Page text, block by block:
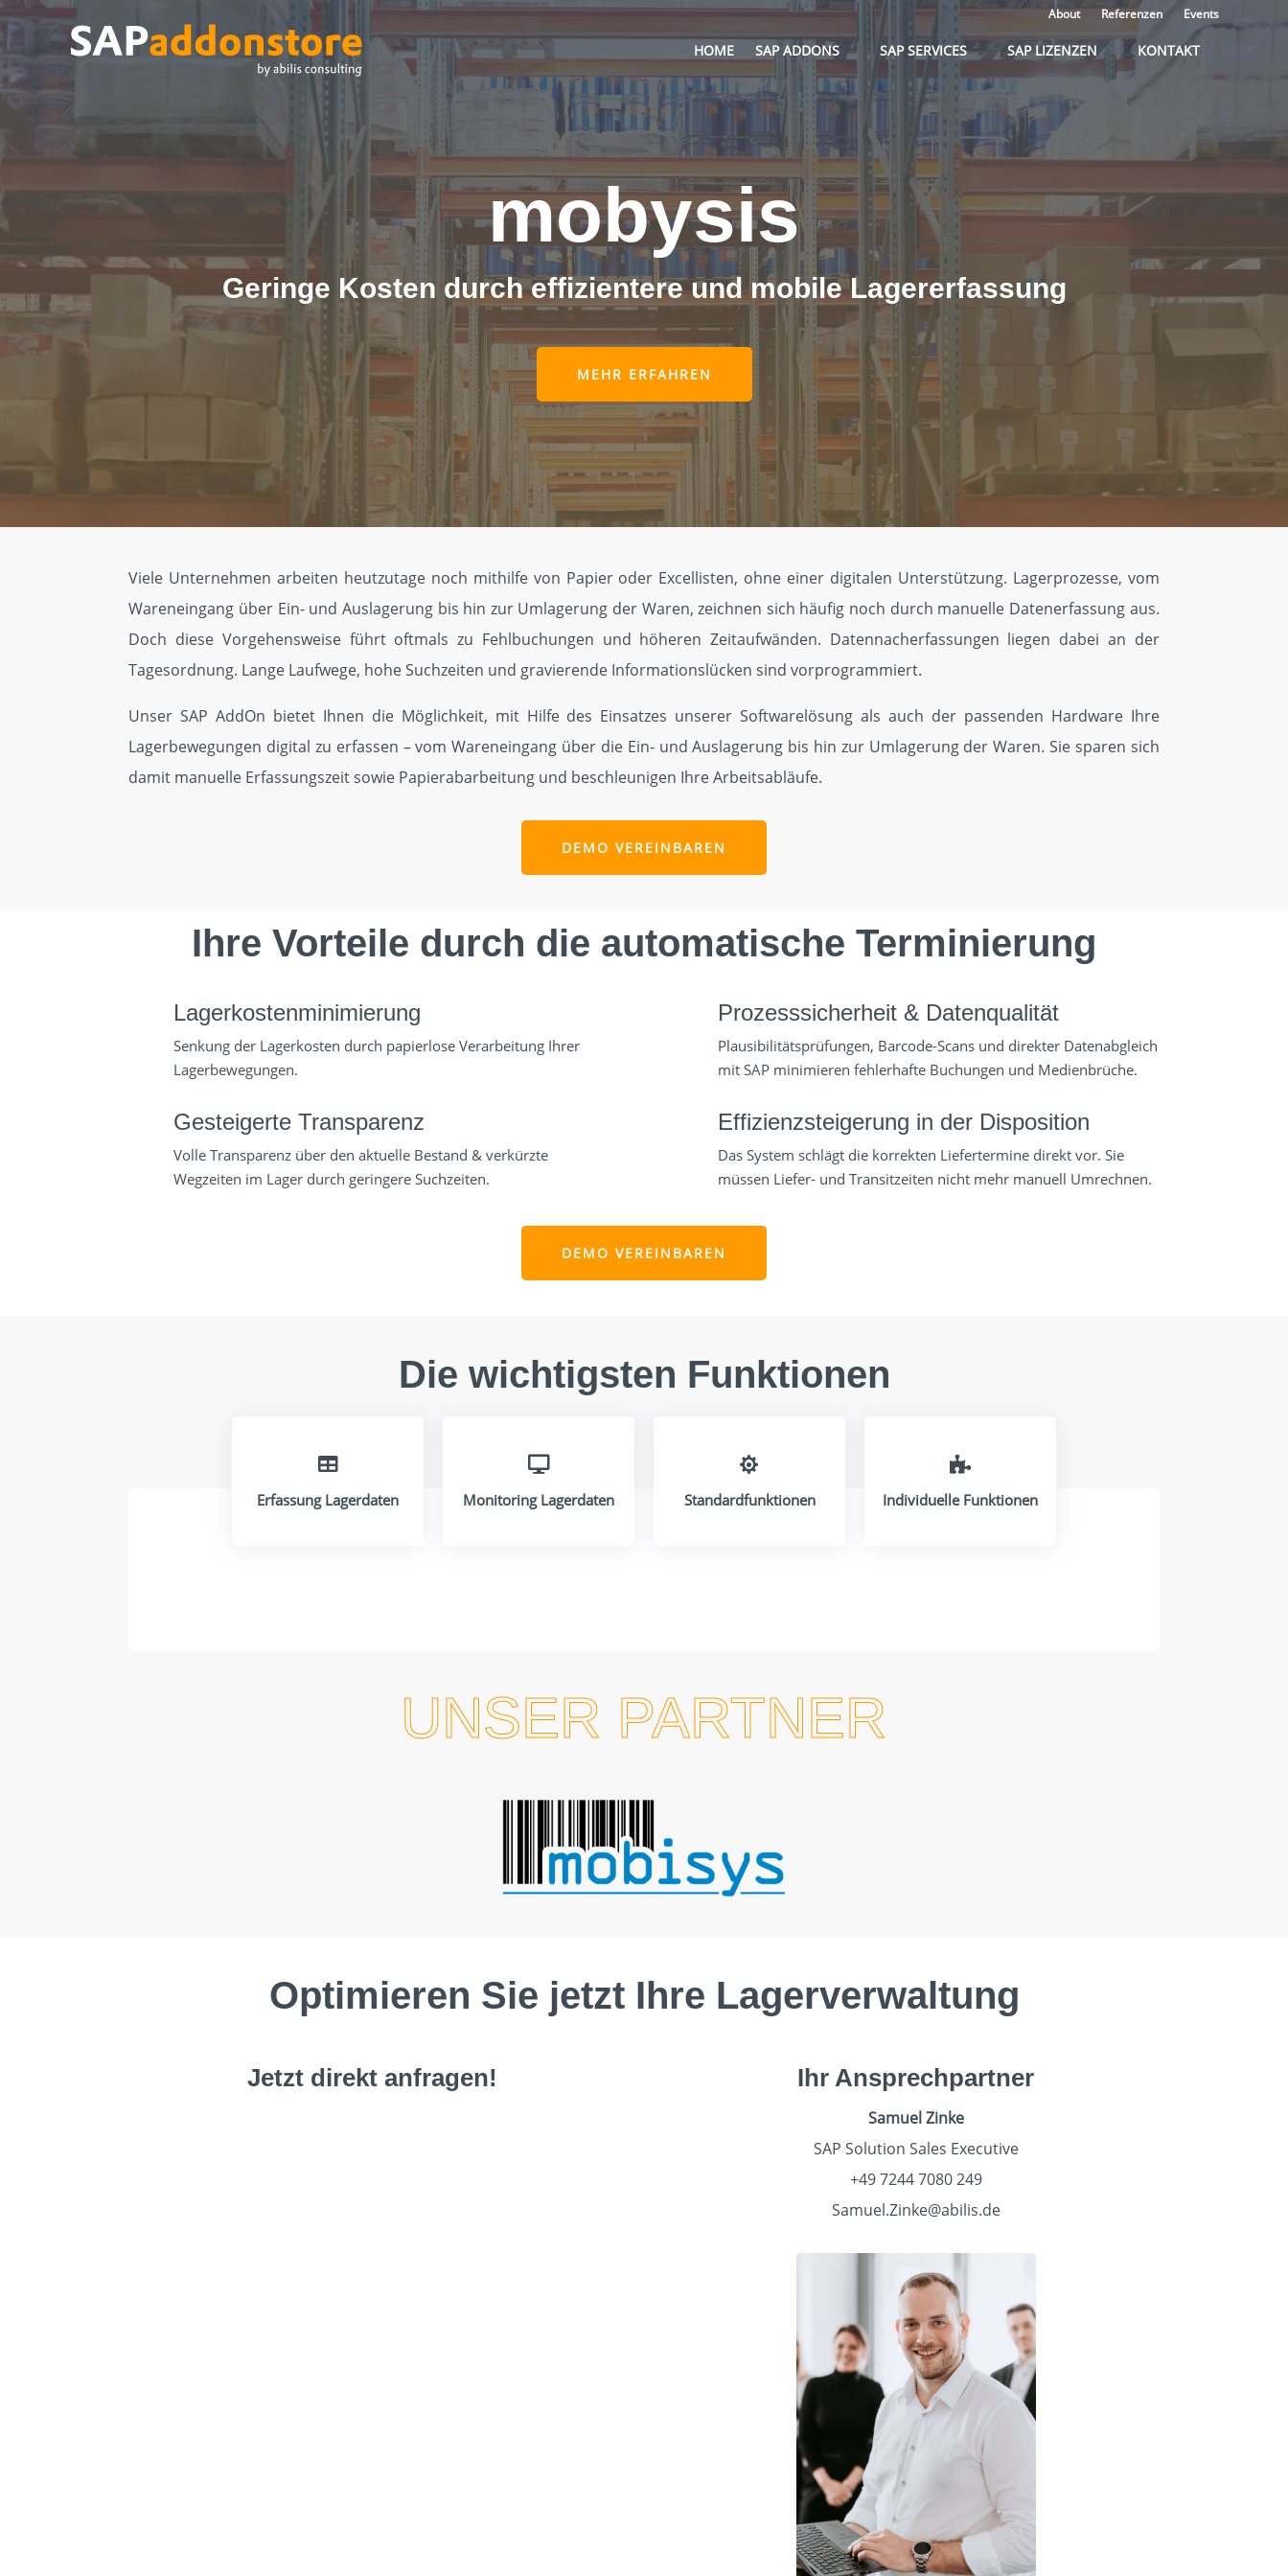
About Referenzen Events
HOME SAP ADDONS SAP SERVICES SAP LIZENZEN KONTAKT
mobysis
Geringe Kosten durch effizientere und mobile Lagererfassung
MEHR ERFAHREN
Viele Unternehmen arbeiten heutzutage noch mithilfe von Papier oder Excel­listen, ohne einer digitalen Unterstützung. Lagerprozesse, vom
Wareneingang über Ein- und Auslagerung bis hin zur Umlagerung der Waren, zeichnen sich häufig noch durch manuelle Datenerfassung aus.
Doch diese Vorgehens­weise führt oftmals zu Fehlbuchungen und höheren Zeitaufwän­den. Daten­nacherfassungen liegen dabei an der
Tagesordnung. Lange Lauf­wege, hohe Such­zeiten und gravierende Informationslücken sind vorprogrammiert.
Unser SAP AddOn bietet Ihnen die Möglichkeit, mit­ Hilfe des Einsatzes unserer Softwarelösung als auch der passenden Hardware Ihre
Lagerbewe­gungen digital zu erfassen – vom Warenein­gang über die Ein- und Auslagerung bis hin zur Umlagerung der Waren. Sie sparen sich
damit manuelle Erfassungs­zeit sowie Papierabarbei­tung und beschleunigen Ihre Arbeitsabläufe.
DEMO VEREINBAREN
Ihre Vorteile durch die automatische Terminierung
Lagerkostenminimierung
Senkung der Lagerkosten durch papierlose Verarbeitung Ihrer
Lagerbewegungen.
Gesteigerte Transparenz
Volle Transparenz über den aktuelle Bestand & verkürzte
Wegzeiten im Lager durch geringere Suchzeiten.
Prozesssicherheit & Datenqualität
Plausibilitätsprüfungen, Barcode-Scans und direkter Datenabgleich
mit SAP minimieren fehlerhafte Buchungen und Medienbrüche.
Effizienzsteigerung in der Disposition
Das System schlägt die korrekten Liefertermine direkt vor. Sie
müssen Liefer- und Transitzeiten nicht mehr manuell Umrechnen.
DEMO VEREINBAREN
Die wichtigsten Funktionen

Erfassung Lagerdaten

Monitoring Lagerdaten

Standardfunktionen

Individuelle Funktionen
UNSER PARTNER
Optimieren Sie jetzt Ihre Lagerverwaltung
Jetzt direkt anfragen! Ihr Ansprechpartner
Samuel Zinke
SAP Solution Sales Executive
+49 7244 7080 249
Samuel.Zinke@abilis.de